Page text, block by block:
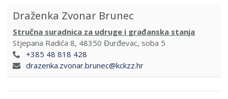
Draženka Zvonar Brunec
Stručna suradnica za udruge i građanska stanja
Stjepana Radića 8, 48350 Đurđevac, soba 5
+385 48 818 428
drazenka.zvonar.brunec@kckzz.hr